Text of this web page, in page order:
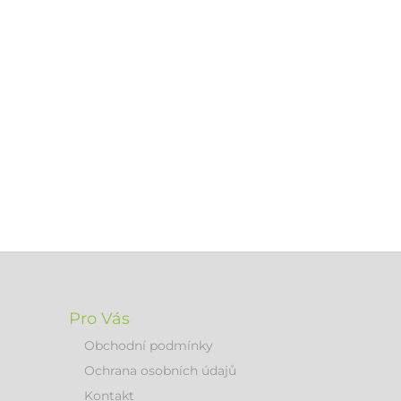
Pro Vás
Obchodní podmínky
Ochrana osobních údajů
Kontakt